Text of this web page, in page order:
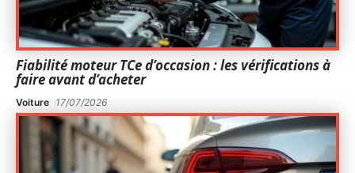
Fiabilité moteur TCe d’occasion : les vérifications à
faire avant d’acheter
Voiture 17/07/2026